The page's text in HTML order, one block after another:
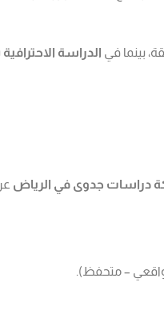
بينما في الدراسة الاحترافية
دراسات جدوى في الرياض
– متحفظ).